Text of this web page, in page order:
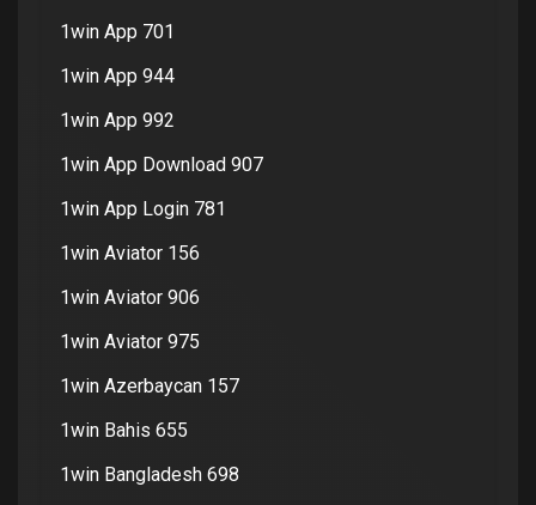
1win App 701
1win App 944
1win App 992
1win App Download 907
1win App Login 781
1win Aviator 156
1win Aviator 906
1win Aviator 975
1win Azerbaycan 157
1win Bahis 655
1win Bangladesh 698